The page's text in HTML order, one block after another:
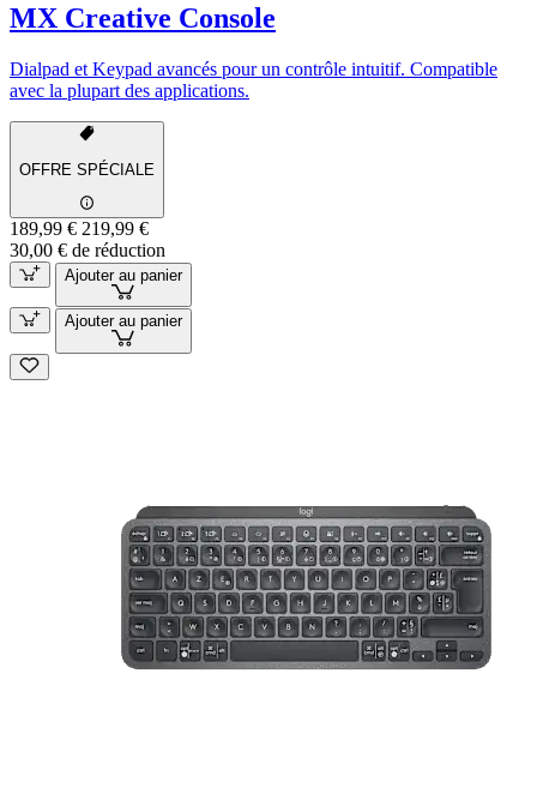
MX Creative Console
Dialpad et Keypad avancés pour un contrôle intuitif. Compatible
avec la plupart des applications.
OFFRE SPÉCIALE
189,99 € 219,99 €
30,00 € de réduction
Ajouter au panier
Ajouter au panier